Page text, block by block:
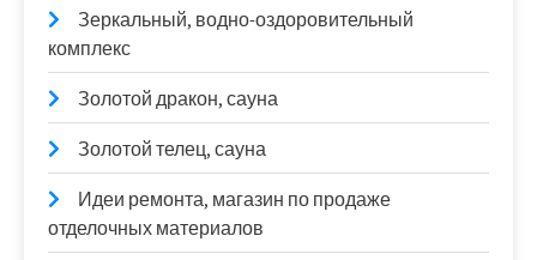
Зеркальный, водно-оздоровительный
комплекс
Золотой дракон, сауна
Золотой телец, сауна
Идеи ремонта, магазин по продаже
отделочных материалов